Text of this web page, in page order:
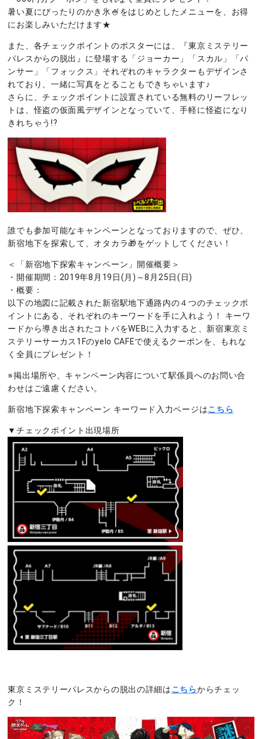
暑い夏にぴったりのかき氷🍧をはじめとしたメニューを、お得
にお楽しみいただけます★
また、各チェックポイントのポスターには、『東京ミステリー
パレスからの脱出』に登場する「ジョーカー」「スカル」「パ
ンサー」「フォックス」それぞれのキャラクターもデザインさ
れており、一緒に写真をとることもできちゃいます♪
さらに、チェックポイントに設置されている無料のリーフレッ
トは、怪盗の仮面風デザインとなっていて、手軽に怪盗になり
きれちゃう!?
誰でも参加可能なキャンペーンとなっておりますので、ぜひ、
新宿地下を探索して、オタカラ🎁をゲットしてください！
＜「新宿地下探索キャンペーン」開催概要＞
・開催期間：2019年8月19日(月)～8月25日(日)
・概要：
以下の地図に記載された新宿駅地下通路内の４つのチェックポ
イントにある、それぞれのキーワードを手に入れよう！ キーワ
ードから導き出されたコトバをWEBに入力すると、新宿東京ミ
ステリーサーカス1Fのyelo CAFEで使えるクーポンを、もれな
く全員にプレゼント！
※掲出場所や、キャンペーン内容について駅係員へのお問い合
わせはご遠慮ください。
新宿地下探索キャンペーン キーワード入力ページはこちら
▼チェックポイント出現場所
東京ミステリーパレスからの脱出の詳細はこちらからチェッ
ク！